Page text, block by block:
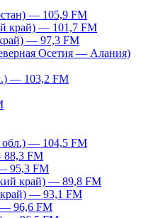
— 105,9 FM
край) — 101,7 FM
— 97,3 FM
Осетия — Алания)
— 103,2 FM
— 104,5 FM
88,3 FM
95,3 FM
край) — 89,8 FM
— 93,1 FM
— 96,6 FM